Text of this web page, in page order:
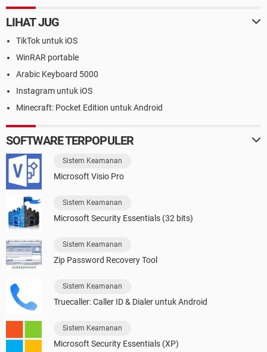
LIHAT JUG
TikTok untuk iOS
WinRAR portable
Arabic Keyboard 5000
Instagram untuk iOS
Minecraft: Pocket Edition untuk Android
SOFTWARE TERPOPULER
Sistem Keamanan
Microsoft Visio Pro
Sistem Keamanan
Microsoft Security Essentials (32 bits)
Sistem Keamanan
Zip Password Recovery Tool
Sistem Keamanan
Truecaller: Caller ID & Dialer untuk Android
Sistem Keamanan
Microsoft Security Essentials (XP)